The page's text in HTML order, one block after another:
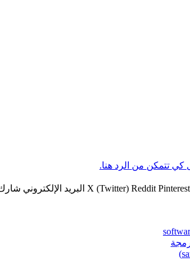
تتمكن من الرد هنا.
X (Twitter) Reddit Pinterest البريد الإلكتروني